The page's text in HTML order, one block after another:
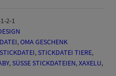
2-1
,OMA GESCHENK
STICKDATEI, STICKDATEI TIERE,
, SÜSSE STICKDATEIEN ,XAXELU,